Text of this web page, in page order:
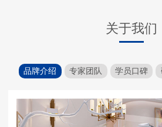
关于我们
品牌介绍 专家团队 学员口碑